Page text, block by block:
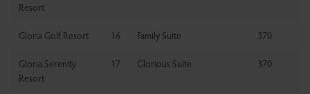
Resort
Gloria Golf Resort 16 Family Suite 370
Gloria Serenity
Resort
17 Glorious Suite 370